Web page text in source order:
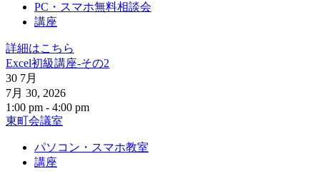
PC・スマホ無料相談会
講座
詳細はこちら
Excel初級講座-その2
30 7月
7月 30, 2026
1:00 pm - 4:00 pm
東町会議室
パソコン・スマホ教室
講座